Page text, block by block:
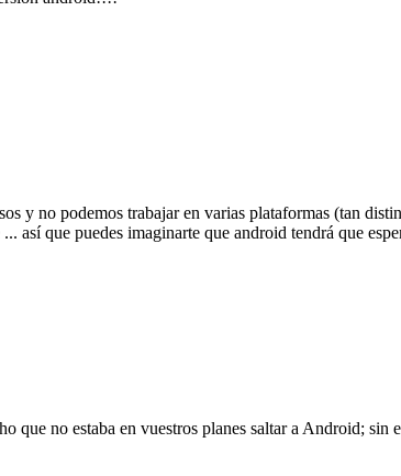
y no podemos trabajar en varias plataformas (tan
que puedes imaginarte que android tendrá que
que no estaba en vuestros planes saltar a Android; sin